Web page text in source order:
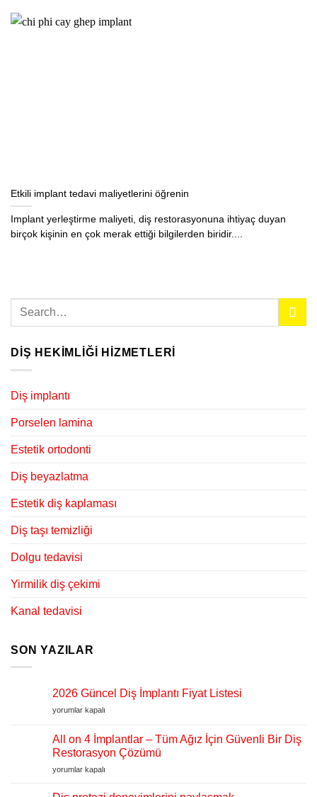
Etkili implant tedavi maliyetlerini öğrenin
Implant yerleştirme maliyeti, diş restorasyonuna ihtiyaç duyan
birçok kişinin en çok merak ettiği bilgilerden biridir....
DIŞ HEKIMLIĞI HIZMETLERI
Diş implantı
Porselen lamina
Estetik ortodonti
Diş beyazlatma
Estetik diş kaplaması
Diş taşı temizliği
Dolgu tedavisi
Yirmilik diş çekimi
Kanal tedavisi
SON YAZILAR
2026 Güncel Diş İmplantı Fiyat Listesi
2026
Diş
İmplantı
Fiyat
Listesi
yorumlar kapalı
All on 4 İmplantlar – Tüm Ağız İçin Güvenli Bir Diş
Restorasyon Çözümü
All
4
yorumlar kapalı